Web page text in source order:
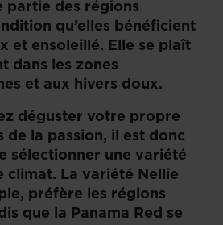
partie des régions
qu’elles bénéficient
et ensoleillé. Elle se plaît
dans les zones
et aux hivers doux.
déguster votre propre
la passion, il est donc
sélectionner une variété
climat. La variété Nellie
préfère les régions
que la Panama Red se